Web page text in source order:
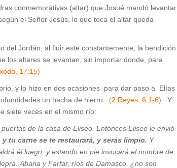
conmemorativas (altar) que Josué mandó levantar
el Señor Jesús, lo que toca el altar queda
del Jordán, al fluir este constantemente, la bendición
los altares se levantan, sin importar donde, para
17:15)
y lo hizo en dos ocasiones para dar paso a Elías
un hacha de hierro. (2 Reyes, 6:1-6)
Y
siete veces en el mismo río:
de la casa de Eliseo. Entonces Eliseo le envió
tu carne se te restaurará, y serás limpio. Y
él luego, y estando en pie invocará el nombre de
Abana y Farfar, ríos de Damasco, ¿no son